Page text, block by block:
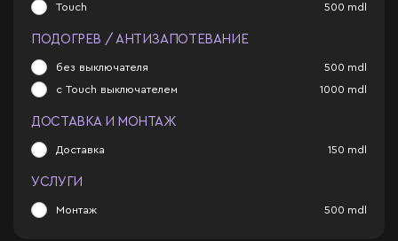
Touch 500 mdl
ПОДОГРЕВ / АНТИЗАПОТЕВАНИЕ
без выключателя 500 mdl
с Touch выключателем 1000 mdl
ДОСТАВКА И МОНТАЖ
Доставка 150 mdl
УСЛУГИ
Монтаж 500 mdl